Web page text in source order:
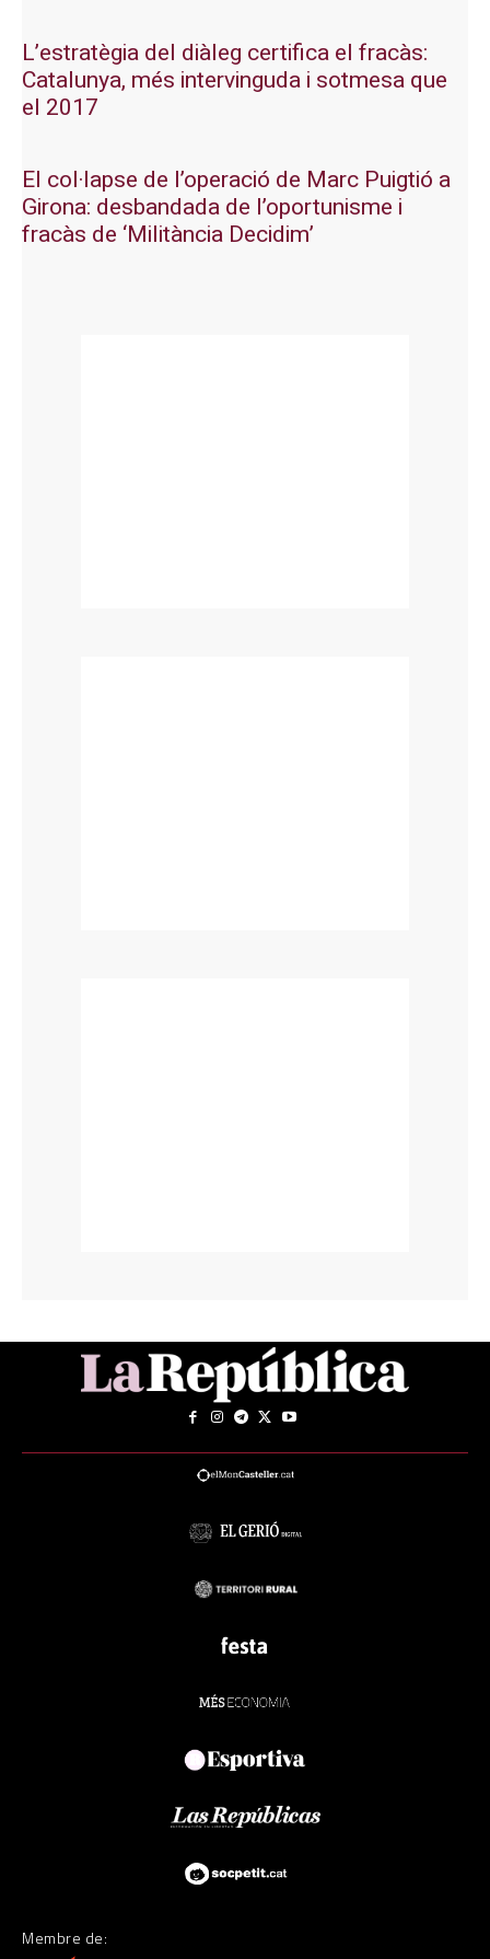
L’estratègia del diàleg certifica el fracàs:
Catalunya, més intervinguda i sotmesa que
el 2017
El col·lapse de l’operació de Marc Puigtió a
Girona: desbandada de l’oportunisme i
fracàs de ‘Militància Decidim’
Membre de: